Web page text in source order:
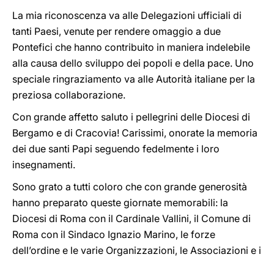
La mia riconoscenza va alle Delegazioni ufficiali di
tanti Paesi, venute per rendere omaggio a due
Pontefici che hanno contribuito in maniera indelebile
alla causa dello sviluppo dei popoli e della pace. Uno
speciale ringraziamento va alle Autorità italiane per la
preziosa collaborazione.
Con grande affetto saluto i pellegrini delle Diocesi di
Bergamo e di Cracovia! Carissimi, onorate la memoria
dei due santi Papi seguendo fedelmente i loro
insegnamenti.
Sono grato a tutti coloro che con grande generosità
hanno preparato queste giornate memorabili: la
Diocesi di Roma con il Cardinale Vallini, il Comune di
Roma con il Sindaco Ignazio Marino, le forze
dell’ordine e le varie Organizzazioni, le Associazioni e i